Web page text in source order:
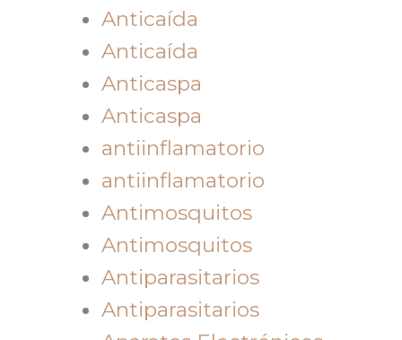
Anticaída
Anticaída
Anticaspa
Anticaspa
antiinflamatorio
antiinflamatorio
Antimosquitos
Antimosquitos
Antiparasitarios
Antiparasitarios